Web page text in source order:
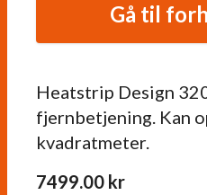
Heatstrip Design
fjernbetjening. Kan
kvadratmeter.
7499.00 kr
Gå til